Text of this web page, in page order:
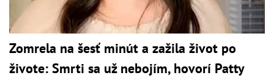
Zomrela na šesť minút a zažila život po
živote: Smrti sa už nebojím, hovorí Patty